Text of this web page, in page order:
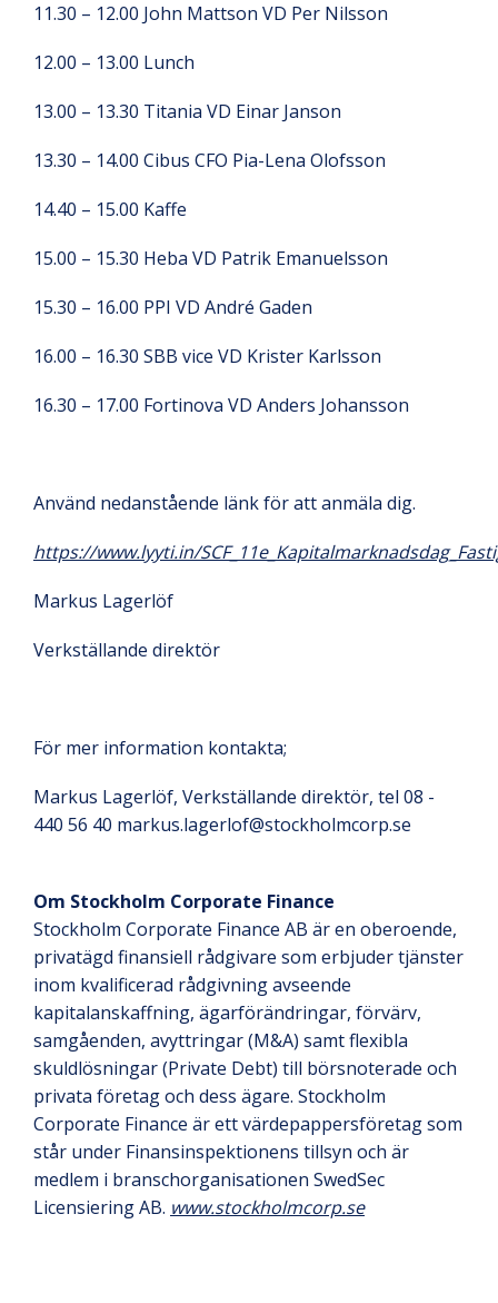
11.30 – 12.00 John Mattson VD Per Nilsson
12.00 – 13.00 Lunch
13.00 – 13.30 Titania VD Einar Janson
13.30 – 14.00 Cibus CFO Pia-Lena Olofsson
14.40 – 15.00 Kaffe
15.00 – 15.30 Heba VD Patrik Emanuelsson
15.30 – 16.00 PPI VD André Gaden
16.00 – 16.30 SBB vice VD Krister Karlsson
16.30 – 17.00 Fortinova VD Anders Johansson
Använd nedanstående länk för att anmäla dig.
https://www.lyyti.in/
Markus Lagerlöf
Verkställande direktör
För mer information kontakta;
Markus Lagerlöf, Verkställande direktör, tel 08 -
440 56 40 markus.lagerlof@stockholmcorp.se
Om Stockholm Corporate Finance
Stockholm Corporate Finance AB är en oberoende,
privatägd finansiell rådgivare som erbjuder tjänster
inom kvalificerad rådgivning avseende
kapitalanskaffning, ägarförändringar, förvärv,
samgåenden, avyttringar (M&A) samt flexibla
skuldlösningar (Private Debt) till börsnoterade och
privata företag och dess ägare. Stockholm
Corporate Finance är ett värdepappersföretag som
står under Finansinspektionens tillsyn och är
medlem i branschorganisationen SwedSec
Licensiering AB. www.stockholmcorp.se